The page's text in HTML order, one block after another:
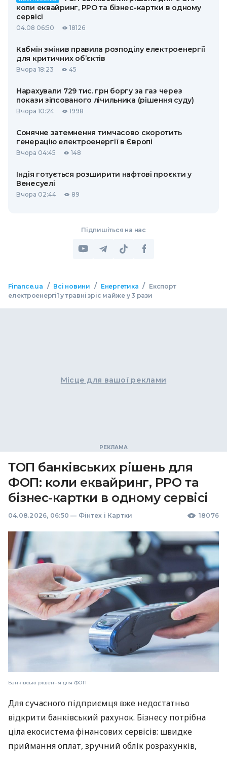
коли еквайринг, РРО та бізнес-картки в одному
сервісі
04.08 06:50 18126
Кабмін змінив правила розподілу електроенергії
для критичних об’єктів
Вчора 18:23 45
Нарахували 729 тис. грн боргу за газ через
покази зіпсованого лічильника (рішення суду)
Вчора 10:24 1998
Сонячне затемнення тимчасово скоротить
генерацію електроенергії в Європі
Вчора 04:45 148
Індія готується розширити нафтові проєкти у
Венесуелі
Вчора 02:44 89
Підпишіться на нас
Finance.ua / Всі новини / Енергетика / Експорт
електроенергії у травні зріс майже у 3 рази
Місце для вашої реклами
ТОП банківських рішень для
ФОП: коли еквайринг, РРО та
бізнес-картки в одному сервісі
04.08.2026, 06:50 — Фінтех і Картки 18076
Банківські рішення для ФОП
Для сучасного підприємця вже недостатньо
відкрити банківський рахунок. Бізнесу потрібна
ціла екосистема фінансових сервісів: швидке
приймання оплат, зручний облік розрахунків,